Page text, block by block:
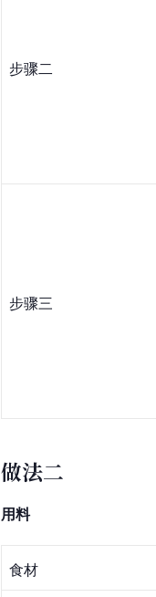
步骤二
步骤三
做法二
用料
食材